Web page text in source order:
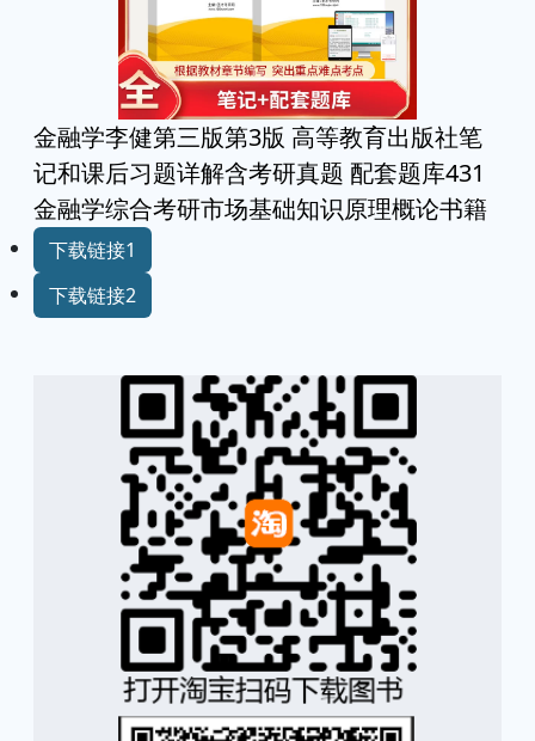
金融学李健第三版第3版 高等教育出版社笔
记和课后习题详解含考研真题 配套题库431
金融学综合考研市场基础知识原理概论书籍
下载链接1
下载链接2